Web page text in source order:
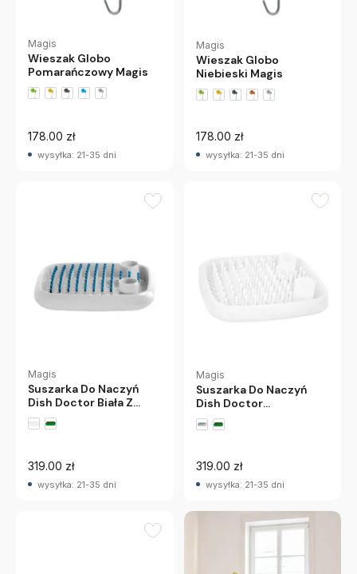
Magis
Wieszak Globo
Pomarańczowy Magis
178.00 zł
wysyłka: 21-35 dni
Magis
Wieszak Globo
Niebieski Magis
178.00 zł
wysyłka: 21-35 dni
Magis
Suszarka Do Naczyń
Dish Doctor Biała Z
Niebieskimi
Końcówkami Magis
319.00 zł
wysyłka: 21-35 dni
Magis
Suszarka Do Naczyń
Dish Doctor
Przezroczysta Magis
319.00 zł
wysyłka: 21-35 dni